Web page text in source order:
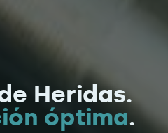
Heridas.
óptima.